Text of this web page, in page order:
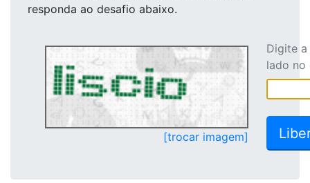
responda ao desafio abaixo.
[trocar imagem]
Digite
lado no